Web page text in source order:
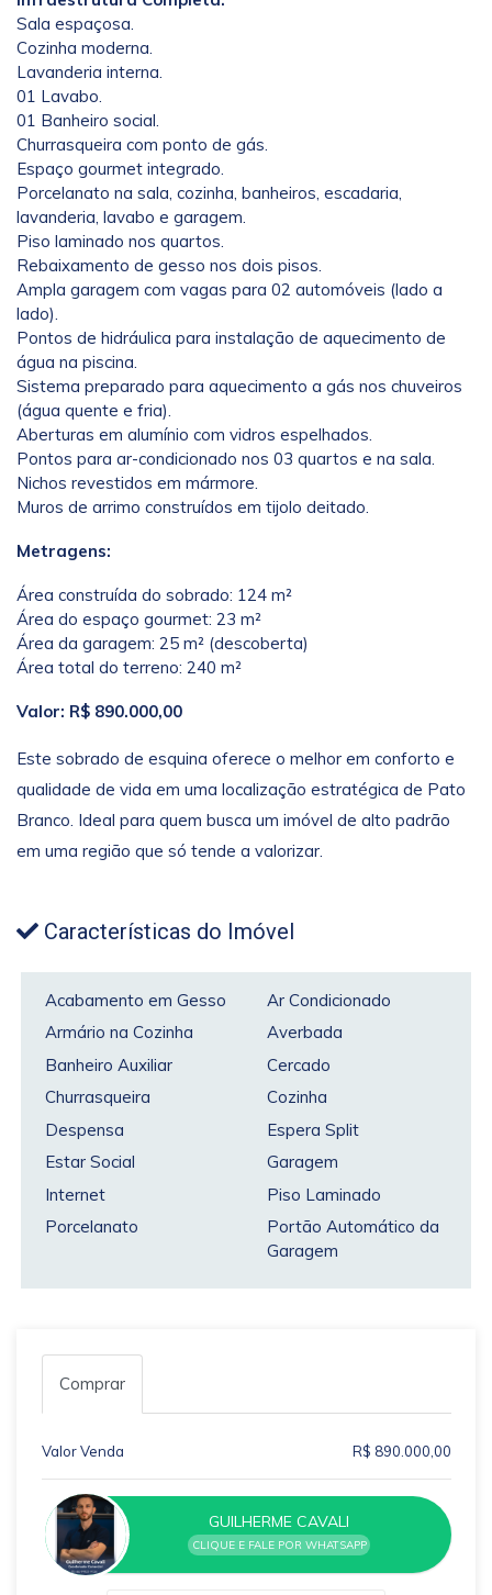
Sala espaçosa.
Cozinha moderna.
Lavanderia interna.
01 Lavabo.
01 Banheiro social.
Churrasqueira com ponto de gás.
Espaço gourmet integrado.
Porcelanato na sala, cozinha, banheiros, escadaria,
lavanderia, lavabo e garagem.
Piso laminado nos quartos.
Rebaixamento de gesso nos dois pisos.
Ampla garagem com vagas para 02 automóveis (lado a
lado).
Pontos de hidráulica para instalação de aquecimento de
água na piscina.
Sistema preparado para aquecimento a gás nos chuveiros
(água quente e fria).
Aberturas em alumínio com vidros espelhados.
Pontos para ar-condicionado nos 03 quartos e na sala.
Nichos revestidos em mármore.
Muros de arrimo construídos em tijolo deitado.
Metragens:
Área construída do sobrado: 124 m²
Área do espaço gourmet: 23 m²
Área da garagem: 25 m² (descoberta)
Área total do terreno: 240 m²
Valor: R$ 890.000,00
Este sobrado de esquina oferece o melhor em conforto e
qualidade de vida em uma localização estratégica de Pato
Branco. Ideal para quem busca um imóvel de alto padrão
em uma região que só tende a valorizar.
Características do Imóvel
Acabamento em Gesso
Ar Condicionado
Armário na Cozinha
Averbada
Banheiro Auxiliar
Cercado
Churrasqueira
Cozinha
Despensa
Espera Split
Estar Social
Garagem
Internet
Piso Laminado
Porcelanato
Portão Automático da
Garagem
Comprar
Valor Venda R$ 890.000,00
GUILHERME CAVALI
CLIQUE E FALE POR WHATSAPP